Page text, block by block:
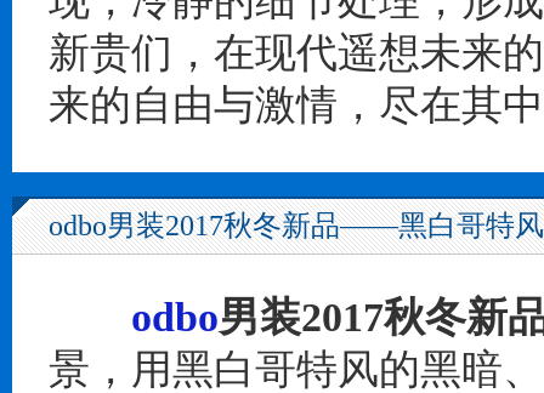
新贵们，在现代遥想未来
来的自由与激情，尽在其
odbo男装2017秋冬新品——黑白哥特风
odbo男装2017秋冬新
景，用黑白哥特风的黑暗